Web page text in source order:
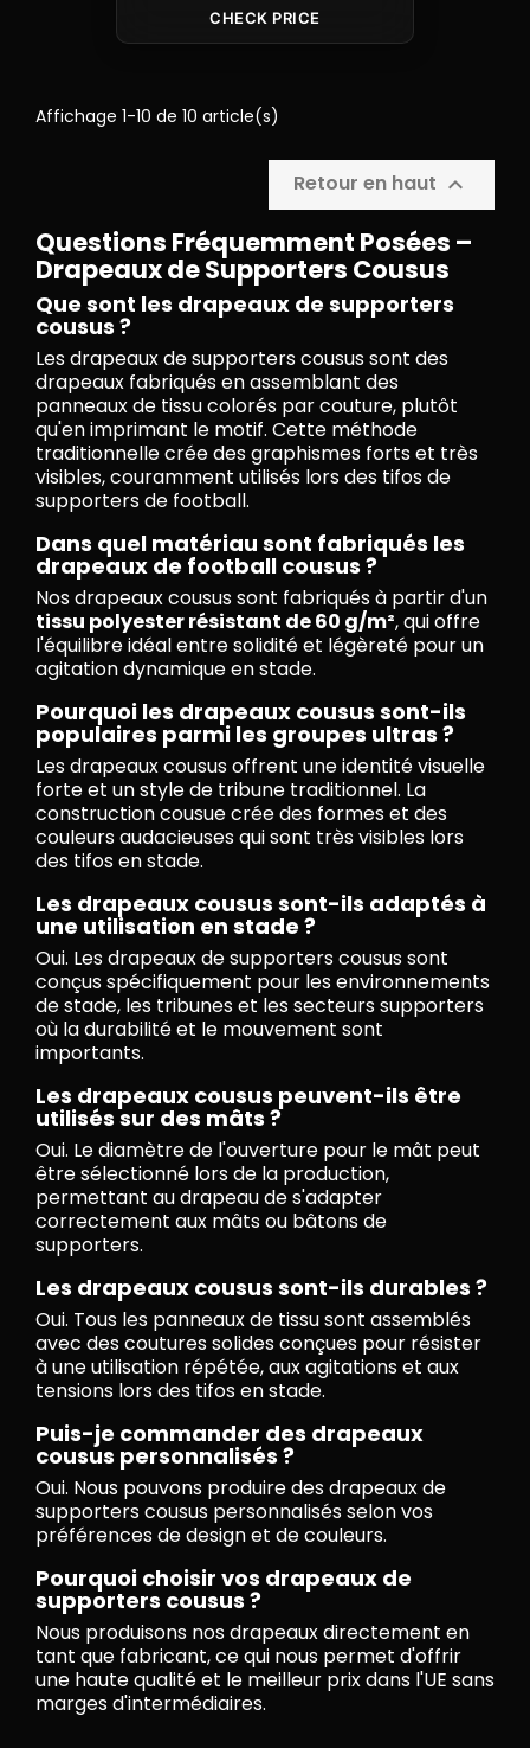
CHECK PRICE
Affichage 1-10 de 10 article(s)
Retour en haut 
Questions Fréquemment Posées –
Drapeaux de Supporters Cousus
Que sont les drapeaux de supporters
cousus ?
Les drapeaux de supporters cousus sont des
drapeaux fabriqués en assemblant des
panneaux de tissu colorés par couture, plutôt
qu'en imprimant le motif. Cette méthode
traditionnelle crée des graphismes forts et très
visibles, couramment utilisés lors des tifos de
supporters de football.
Dans quel matériau sont fabriqués les
drapeaux de football cousus ?
Nos drapeaux cousus sont fabriqués à partir d'un
tissu polyester résistant de 60 g/m², qui offre
l'équilibre idéal entre solidité et légèreté pour un
agitation dynamique en stade.
Pourquoi les drapeaux cousus sont-ils
populaires parmi les groupes ultras ?
Les drapeaux cousus offrent une identité visuelle
forte et un style de tribune traditionnel. La
construction cousue crée des formes et des
couleurs audacieuses qui sont très visibles lors
des tifos en stade.
Les drapeaux cousus sont-ils adaptés à
une utilisation en stade ?
Oui. Les drapeaux de supporters cousus sont
conçus spécifiquement pour les environnements
de stade, les tribunes et les secteurs supporters
où la durabilité et le mouvement sont
importants.
Les drapeaux cousus peuvent-ils être
utilisés sur des mâts ?
Oui. Le diamètre de l'ouverture pour le mât peut
être sélectionné lors de la production,
permettant au drapeau de s'adapter
correctement aux mâts ou bâtons de
supporters.
Les drapeaux cousus sont-ils durables ?
Oui. Tous les panneaux de tissu sont assemblés
avec des coutures solides conçues pour résister
à une utilisation répétée, aux agitations et aux
tensions lors des tifos en stade.
Puis-je commander des drapeaux
cousus personnalisés ?
Oui. Nous pouvons produire des drapeaux de
supporters cousus personnalisés selon vos
préférences de design et de couleurs.
Pourquoi choisir vos drapeaux de
supporters cousus ?
Nous produisons nos drapeaux directement en
tant que fabricant, ce qui nous permet d'offrir
une haute qualité et le meilleur prix dans l'UE sans
marges d'intermédiaires.